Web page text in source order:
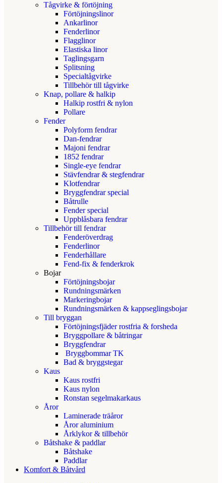
Tågvirke & förtöjning
Förtöjningslinor
Ankarlinor
Fenderlinor
Flagglinor
Elastiska linor
Taglingsgarn
Splitsning
Specialtågvirke
Tillbehör till tågvirke
Knap, pollare & halkip
Halkip rostfri & nylon
Pollare
Fender
Polyform fendrar
Dan-fendrar
Majoni fendrar
1852 fendrar
Single-eye fendrar
Stävfendrar & stegfendrar
Klotfendrar
Bryggfendrar special
Båtrulle
Fender special
Uppblåsbara fendrar
Tillbehör till fendrar
Fenderöverdrag
Fenderlinor
Fenderhållare
Fend-fix & fenderkrok
Bojar
Förtöjningsbojar
Rundningsmärken
Markeringbojar
Rundningsmärken & kappseglingsbojar
Till bryggan
Förtöjningsfjäder rostfria & forsheda
Bryggpollare & båtringar
Bryggfendrar
Bryggbommar TK
Bad & bryggstegar
Kaus
Kaus rostfri
Kaus nylon
Ronstan segelmakarkaus
Åror
Laminerade träåror
Åror aluminium
Årklykor & tillbehör
Båtshake & paddlar
Båtshake
Paddlar
Komfort & Båtvård